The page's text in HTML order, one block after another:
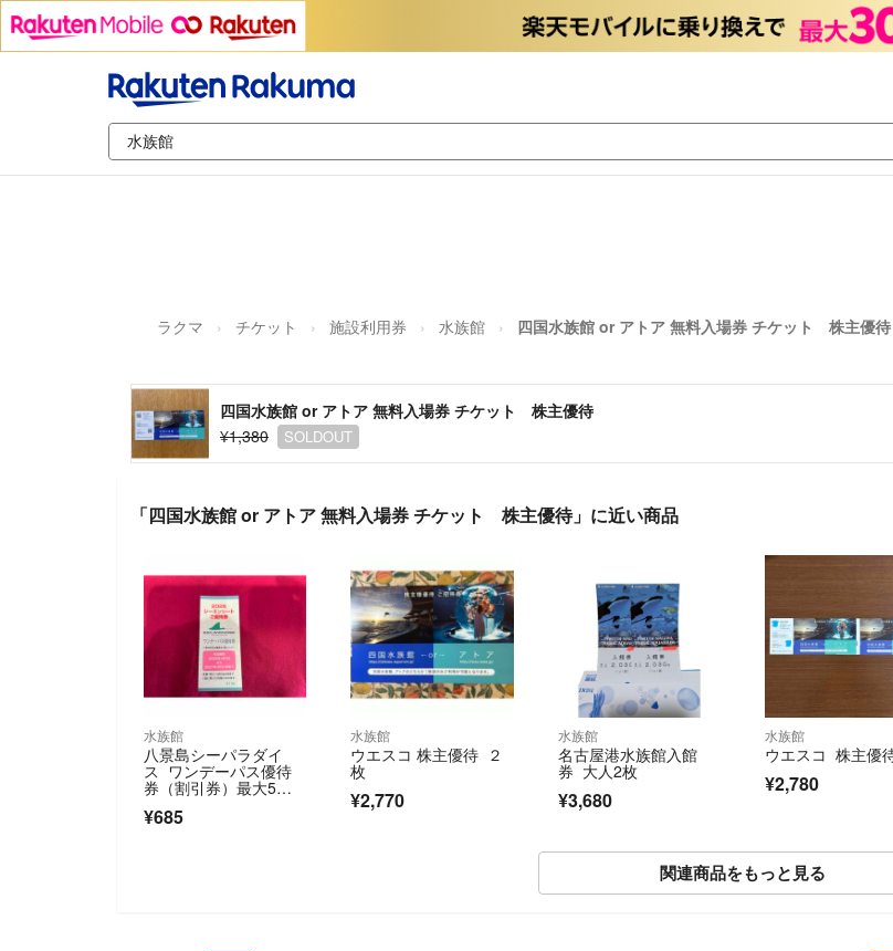
ラクマ チケット 施設利用券 水族館 四国水族館 or アトア 無料入場券 チケット 株主優待
四国水族館 or アトア 無料入場券 チケット 株主優待
¥1,380
SOLDOUT
「四国水族館 or アトア 無料入場券 チケット 株主優待」に近い商品
水族館
八景島シーパラダイ
ス ワンデーパス優待
券（割引券）最大5名
で合計4500円引に
¥685
水族館
ウエスコ 株主優待 ２
枚
¥2,770
水族館
名古屋港水族館入館
券 大人2枚
¥3,680
水族館
ウエスコ 株主優
¥2,780
関連商品をもっと見る